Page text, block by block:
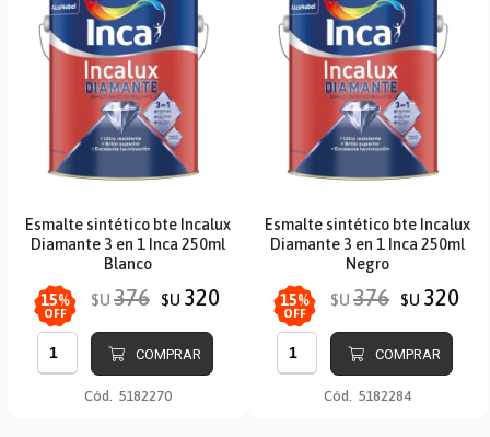
Esmalte sintético bte Incalux
Diamante 3 en 1 Inca 250ml
Blanco
15%
OFF
$U 376 $U 320
COMPRAR
Cód. 5182270
Esmalte sintético bte Incalux
Diamante 3 en 1 Inca 250ml
Negro
15%
OFF
$U 376 $U 320
COMPRAR
Cód. 5182284